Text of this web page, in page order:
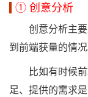
① 创意分析
创意分析主要
到前端获量的情况
比如有时候前
足、提供的需求